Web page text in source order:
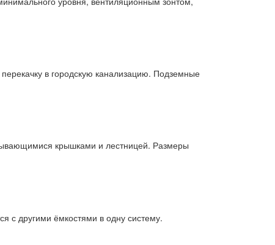
в городскую канализацию. Подземные
крышками и лестницей. Размеры
с другими ёмкостями в одну систему.